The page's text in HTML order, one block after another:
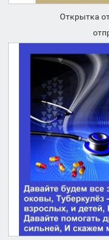
Открытка